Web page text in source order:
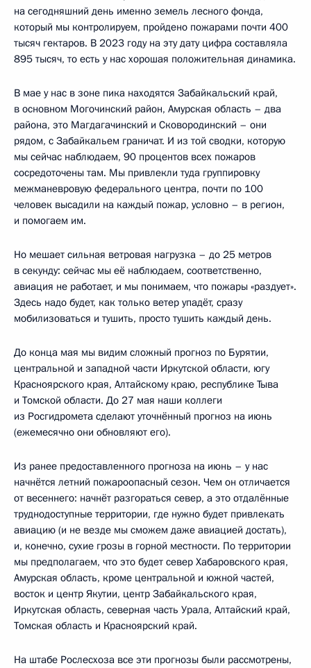
на сегодняшний день именно земель лесного фонда,
который мы контролируем, пройдено пожарами почти 400
тысяч гектаров. В 2023 году на эту дату цифра составляла
895 тысяч, то есть у нас хорошая положительная динамика.
В мае у нас в зоне пика находятся Забайкальский край,
в основном Могочинский район, Амурская область – два
района, это Магдагачинский и Сковородинский – они
рядом, с Забайкальем граничат. И из той сводки, которую
мы сейчас наблюдаем, 90 процентов всех пожаров
сосредоточены там. Мы привлекли туда группировку
межманевровую федерального центра, почти по 100
человек высадили на каждый пожар, условно – в регион,
и помогаем им.
Но мешает сильная ветровая нагрузка – до 25 метров
в секунду: сейчас мы её наблюдаем, соответственно,
авиация не работает, и мы понимаем, что пожары «раздует».
Здесь надо будет, как только ветер упадёт, сразу
мобилизоваться и тушить, просто тушить каждый день.
До конца мая мы видим сложный прогноз по Бурятии,
центральной и западной части Иркутской области, югу
Красноярского края, Алтайскому краю, республике Тыва
и Томской области. До 27 мая наши коллеги
из Росгидромета сделают уточнённый прогноз на июнь
(ежемесячно они обновляют его).
Из ранее предоставленного прогноза на июнь – у нас
начнётся летний пожароопасный сезон. Чем он отличается
от весеннего: начнёт разгораться север, а это отдалённые
труднодоступные территории, где нужно будет привлекать
авиацию (и не везде мы сможем даже авиацией достать),
и, конечно, сухие грозы в горной местности. По территории
мы предполагаем, что это будет север Хабаровского края,
Амурская область, кроме центральной и южной частей,
восток и центр Якутии, центр Забайкальского края,
Иркутская область, северная часть Урала, Алтайский край,
Томская область и Красноярский край.
На штабе Рослесхоза все эти прогнозы были рассмотрены,